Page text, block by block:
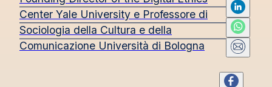
Center Yale University e Professore di
Sociologia della Cultura e della
Comunicazione Università di Bologna